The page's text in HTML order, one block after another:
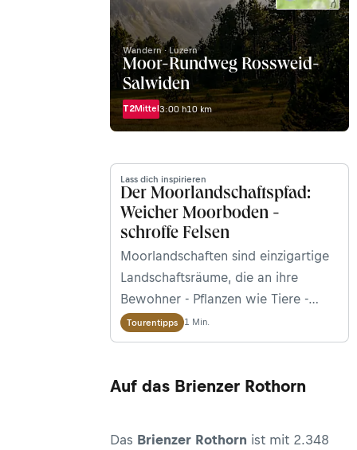
Wandern · Luzern
Moor-Rundweg Rossweid-
Salwiden
T2Mittel3:00 h10 km
Lass dich inspirieren
Der Moorlandschaftspfad:
Weicher Moorboden -
schroffe Felsen
Moorlandschaften sind einzigartige
Landschaftsräume, die an ihre
Bewohner - Pflanzen wie Tiere -
besondere Ansprüche stellen. Für
uns Menschen gibt es gerade hier
etwa den Sonnentau, eine
Tourentipps 1 Min.
Auf das Brienzer Rothorn
Das Brienzer Rothorn ist mit 2.348